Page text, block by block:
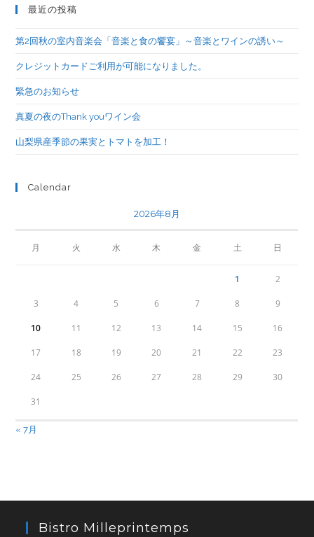
最近の投稿
第2回秋の室内音楽会「音楽と食の饗宴」～音楽とワインの誘い～
クレジットカードご利用が可能になりました。
緊急のお知らせ
真夏の夜のThank youワイン会
山梨県産季節の果実とトマトを加工！
Calendar
2026年8月
月 火 水 木 金 土 日
1 2
3 4 5 6 7 8 9
10 11 12 13 14 15 16
17 18 19 20 21 22 23
24 25 26 27 28 29 30
31
« 7月
Bistro Milleprintemps